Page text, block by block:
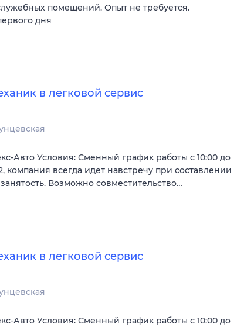
помещений. Опыт не требуется.
дня
в легковой сервис
Авто Условия: Сменный график работы с 10:00 до
компания всегда идет навстречу при составлении
Возможно совместительство…
в легковой сервис
Авто Условия: Сменный график работы с 10:00 до